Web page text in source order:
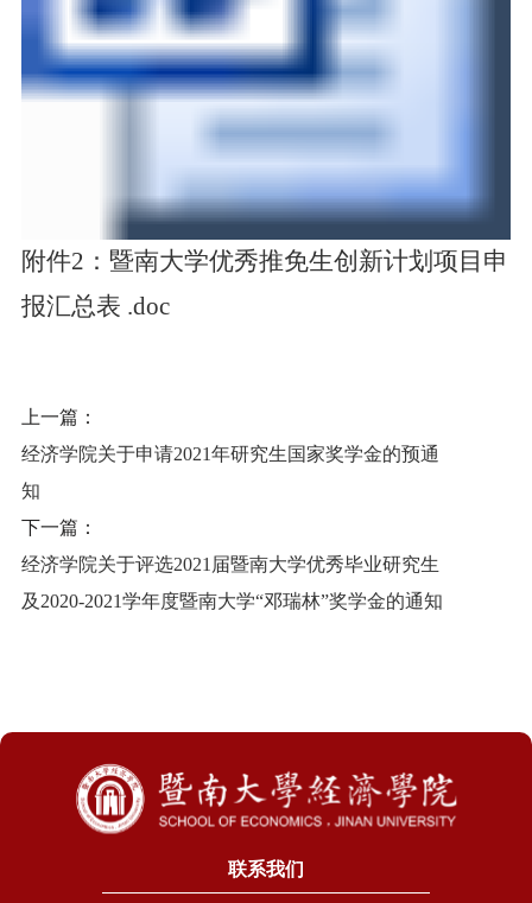
附件2：暨南大学优秀推免生创新计划项目申
报汇总表 .doc
上一篇：
经济学院关于申请2021年研究生国家奖学金的预通
知
下一篇：
经济学院关于评选2021届暨南大学优秀毕业研究生
及2020-2021学年度暨南大学“邓瑞林”奖学金的通知
联系我们